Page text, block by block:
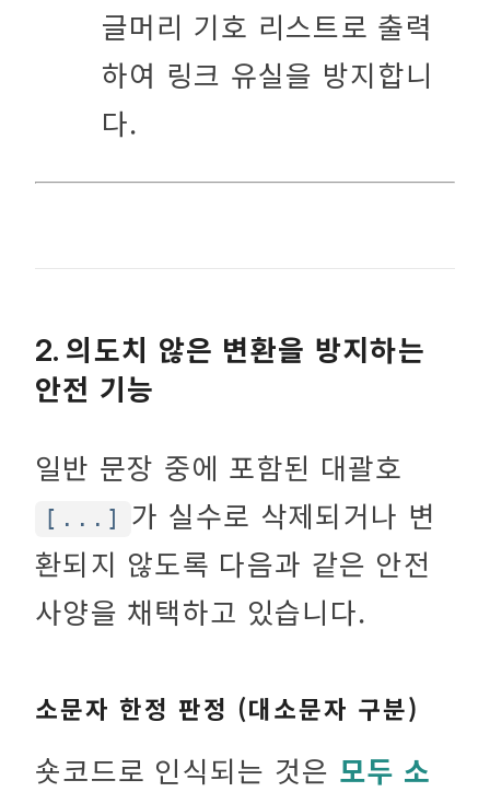
글머리 기호 리스트로 출력
하여 링크 유실을 방지합니
다.
2. 의도치 않은 변환을 방지하는
안전 기능
일반 문장 중에 포함된 대괄호
[...]
가 실수로 삭제되거나 변
환되지 않도록 다음과 같은 안전
사양을 채택하고 있습니다.
소문자 한정 판정 (대소문자 구분)
숏코드로 인식되는 것은 모두 소